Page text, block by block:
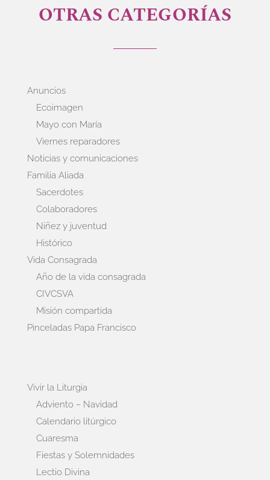
OTRAS CATEGORÍAS
Anuncios
Ecoimagen
Mayo con María
Viernes reparadores
Noticias y comunicaciones
Familia Aliada
Sacerdotes
Colaboradores
Niñez y juventud
Histórico
Vida Consagrada
Año de la vida consagrada
CIVCSVA
Misión compartida
Pinceladas Papa Francisco
Vivir la Liturgia
Adviento – Navidad
Calendario litúrgico
Cuaresma
Fiestas y Solemnidades
Lectio Divina